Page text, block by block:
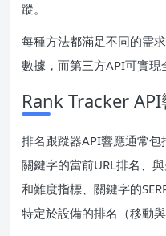
蹤。
每種方法都滿足不同的需
數據，而第三方API可實現
Rank Tracker
排名跟蹤器API響應通常
關鍵字的當前URL排名、
和難度指標、關鍵字的
特定於設備的排名（移動與